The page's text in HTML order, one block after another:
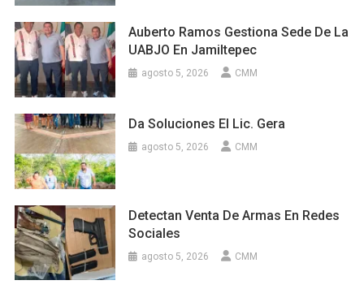
Auberto Ramos Gestiona Sede De La
UABJO En Jamiltepec
agosto 5, 2026 CMM
Da Soluciones El Lic. Gera
agosto 5, 2026 CMM
Detectan Venta De Armas En Redes
Sociales
agosto 5, 2026 CMM